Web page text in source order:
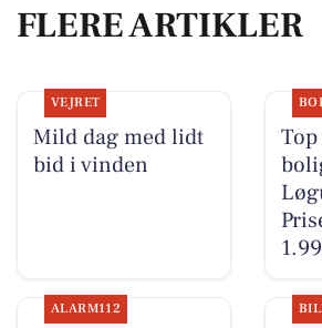
FLERE ARTIKLER
VEJRET
Mild dag med lidt
bid i vinden
ALARM112